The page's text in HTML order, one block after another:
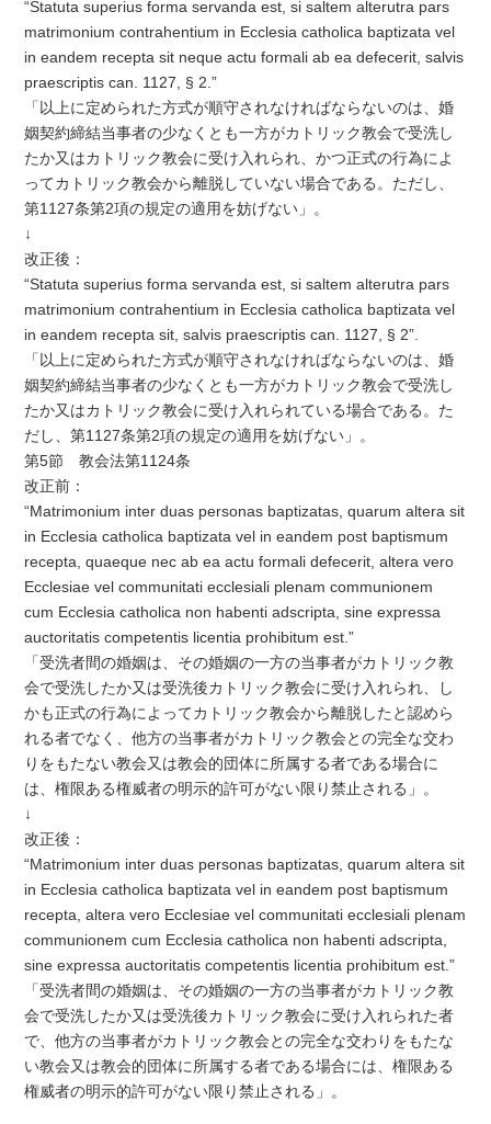
“Statuta superius forma servanda est, si saltem alterutra pars
matrimonium contrahentium in Ecclesia catholica baptizata vel
in eandem recepta sit neque actu formali ab ea defecerit, salvis
praescriptis can. 1127, § 2.”
「以上に定められた方式が順守されなければならないのは、婚
姻契約締結当事者の少なくとも一方がカトリック教会で受洗し
たか又はカトリック教会に受け入れられ、かつ正式の行為によ
ってカトリック教会から離脱していない場合である。ただし、
第1127条第2項の規定の適用を妨げない」。
↓
改正後：
“Statuta superius forma servanda est, si saltem alterutra pars
matrimonium contrahentium in Ecclesia catholica baptizata vel
in eandem recepta sit, salvis praescriptis can. 1127, § 2”.
「以上に定められた方式が順守されなければならないのは、婚
姻契約締結当事者の少なくとも一方がカトリック教会で受洗し
たか又はカトリック教会に受け入れられている場合である。た
だし、第1127条第2項の規定の適用を妨げない」。
第5節 教会法第1124条
改正前：
“Matrimonium inter duas personas baptizatas, quarum altera sit
in Ecclesia catholica baptizata vel in eandem post baptismum
recepta, quaeque nec ab ea actu formali defecerit, altera vero
Ecclesiae vel communitati ecclesiali plenam communionem
cum Ecclesia catholica non habenti adscripta, sine expressa
auctoritatis competentis licentia prohibitum est.”
「受洗者間の婚姻は、その婚姻の一方の当事者がカトリック教
会で受洗したか又は受洗後カトリック教会に受け入れられ、し
かも正式の行為によってカトリック教会から離脱したと認めら
れる者でなく、他方の当事者がカトリック教会との完全な交わ
りをもたない教会又は教会的団体に所属する者である場合に
は、権限ある権威者の明示的許可がない限り禁止される」。
↓
改正後：
“Matrimonium inter duas personas baptizatas, quarum altera sit
in Ecclesia catholica baptizata vel in eandem post baptismum
recepta, altera vero Ecclesiae vel communitati ecclesiali plenam
communionem cum Ecclesia catholica non habenti adscripta,
sine expressa auctoritatis competentis licentia prohibitum est.”
「受洗者間の婚姻は、その婚姻の一方の当事者がカトリック教
会で受洗したか又は受洗後カトリック教会に受け入れられた者
で、他方の当事者がカトリック教会との完全な交わりをもたな
い教会又は教会的団体に所属する者である場合には、権限ある
権威者の明示的許可がない限り禁止される」。